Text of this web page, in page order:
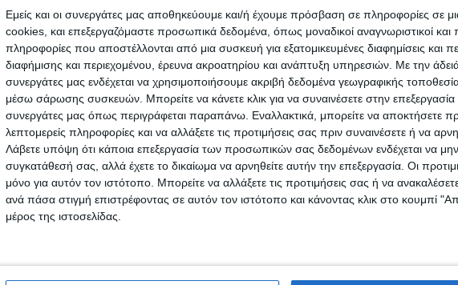
Εμείς και οι συνεργάτες μας αποθηκεύουμε και/ή έχουμε πρόσβαση σε πληροφορίες σε
cookies, και επεξεργαζόμαστε προσωπικά δεδομένα, όπως μοναδικοί αναγνωριστικοί
πληροφορίες που αποστέλλονται από μια συσκευή για εξατομικευμένες διαφημίσεις και
διαφήμισης και περιεχομένου, έρευνα ακροατηρίου και ανάπτυξη υπηρεσιών. Με την
συνεργάτες μας ενδέχεται να χρησιμοποιήσουμε ακριβή δεδομένα γεωγραφικής
μέσω σάρωσης συσκευών. Μπορείτε να κάνετε κλικ για να συναινέσετε στην
συνεργάτες μας όπως περιγράφεται παραπάνω. Εναλλακτικά, μπορείτε να αποκτήσετε
λεπτομερείς πληροφορίες και να αλλάξετε τις προτιμήσεις σας πριν συναινέσετε ή να
Λάβετε υπόψη ότι κάποια επεξεργασία των προσωπικών σας δεδομένων ενδέχεται να μην
συγκατάθεσή σας, αλλά έχετε το δικαίωμα να αρνηθείτε αυτήν την επεξεργασία. Οι
μόνο για αυτόν τον ιστότοπο. Μπορείτε να αλλάξετε τις προτιμήσεις σας ή να
ανά πάσα στιγμή επιστρέφοντας σε αυτόν τον ιστότοπο και κάνοντας κλικ στο κουμπί
μέρος της ιστοσελίδας.
Νέος Αγών